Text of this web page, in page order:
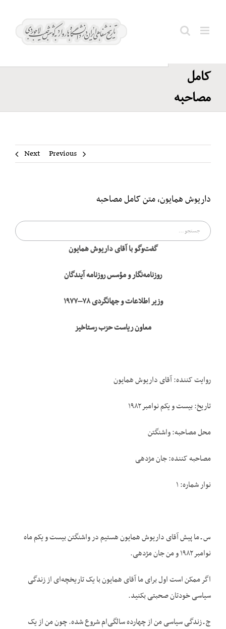
همایون،
کامل
مصاحبه
for:
Previous
Next
داریوش همایون، متن کامل مصاحبه
جستجو
برای:
گفت‌وگو با آقای داریوش همایون
روزنامهنگار و مؤسس روزنامه آیندگان
وزیر اطلاعات و جهانگردی ۷۸
–۱۹۷۷
معاون ریاست حزب رستاخیز
روایت کننده: آقای داریوش همایون
تاریخ: بیست و یکم نوامبر ۱۹۸۲
محل مصاحبه: واشنگتن
مصاحبه کننده: جان مژدهی
نوار شماره: ۱
س ـ ما پیش آقای داریوش همایون هستیم در واشنگتن بیست و یکم ماه
نوامبر ۱۹۸۲ و من جان مژدهی.
اگر ممکن است اول برای ما آقای همایون با یک تاریخچه‌ای از زندگی
سیاسی خودتان صحبتی بکنید.
ج ـ زندگی سیاسی من از چهارده سالگی‌ام شروع شده. چون من از یک